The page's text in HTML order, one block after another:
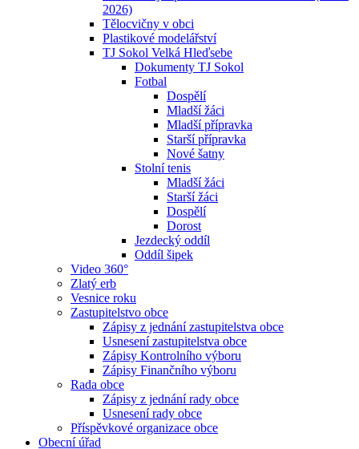
2026)
Tělocvičny v obci
Plastikové modelářství
TJ Sokol Velká Hleďsebe
Dokumenty TJ Sokol
Fotbal
Dospělí
Mladší žáci
Mladší přípravka
Starší přípravka
Nové šatny
Stolní tenis
Mladší žáci
Starší žáci
Dospělí
Dorost
Jezdecký oddíl
Oddíl šipek
Video 360°
Zlatý erb
Vesnice roku
Zastupitelstvo obce
Zápisy z jednání zastupitelstva obce
Usnesení zastupitelstva obce
Zápisy Kontrolního výboru
Zápisy Finančního výboru
Rada obce
Zápisy z jednání rady obce
Usnesení rady obce
Příspěvkové organizace obce
Obecní úřad